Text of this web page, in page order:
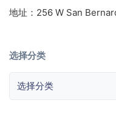
地址：256 W San
选择分类